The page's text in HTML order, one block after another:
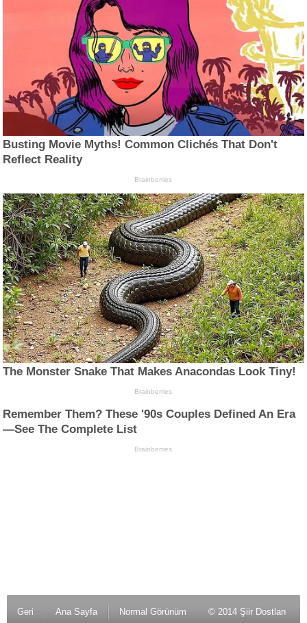
Geri Ana Sayfa Normal Görünüm © 2014 Şiir Dostları